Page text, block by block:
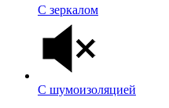
С зеркалом
С шумоизоляцией